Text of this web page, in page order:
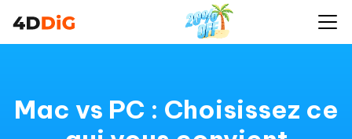
Mac vs PC : Choisissez ce